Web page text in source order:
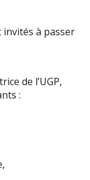
à passer
de l’UGP,
: